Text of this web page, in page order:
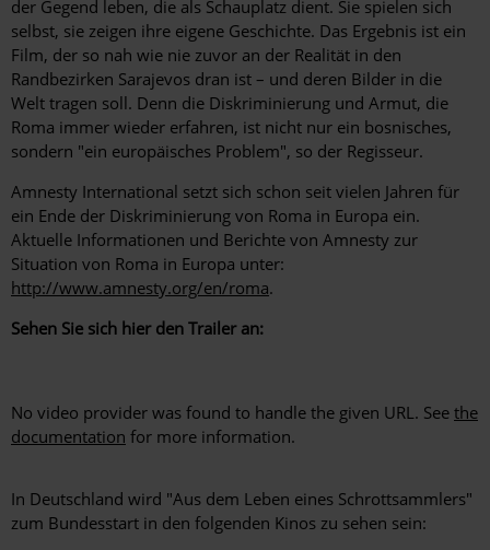
der Gegend leben, die als Schauplatz dient. Sie spielen sich
selbst, sie zeigen ihre eigene Geschichte. Das Ergebnis ist ein
Film, der so nah wie nie zuvor an der Realität in den
Randbezirken Sarajevos dran ist – und deren Bilder in die
Welt tragen soll. Denn die Diskriminierung und Armut, die
Roma immer wieder erfahren, ist nicht nur ein bosnisches,
sondern "ein europäisches Problem", so der Regisseur.
Amnesty International setzt sich schon seit vielen Jahren für
ein Ende der Diskriminierung von Roma in Europa ein.
Aktuelle Informationen und Berichte von Amnesty zur
Situation von Roma in Europa unter:
http://www.amnesty.org/en/roma.
Sehen Sie sich hier den Trailer an:
No video provider was found to handle the given URL. See the
documentation for more information.
In Deutschland wird "Aus dem Leben eines Schrottsammlers"
zum Bundesstart in den folgenden Kinos zu sehen sein: